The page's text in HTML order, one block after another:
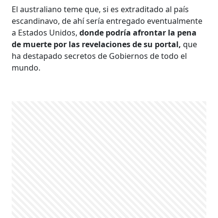
El australiano teme que, si es extraditado al país
escandinavo, de ahí sería entregado eventualmente
a Estados Unidos,donde podría afrontar la pena
de muerte por las revelaciones de su portal,que
ha destapado secretos de Gobiernos de todo el
mundo.